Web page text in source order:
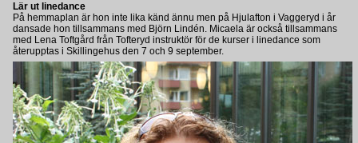
Lär ut linedance
På hemmaplan är hon inte lika känd ännu men på Hjulafton i Vaggeryd i år
dansade hon tillsammans med Björn Lindén. Micaela är också tillsammans
med Lena Toftgård från Tofteryd instruktör för de kurser i linedance som
återupptas i Skillingehus den 7 och 9 september.